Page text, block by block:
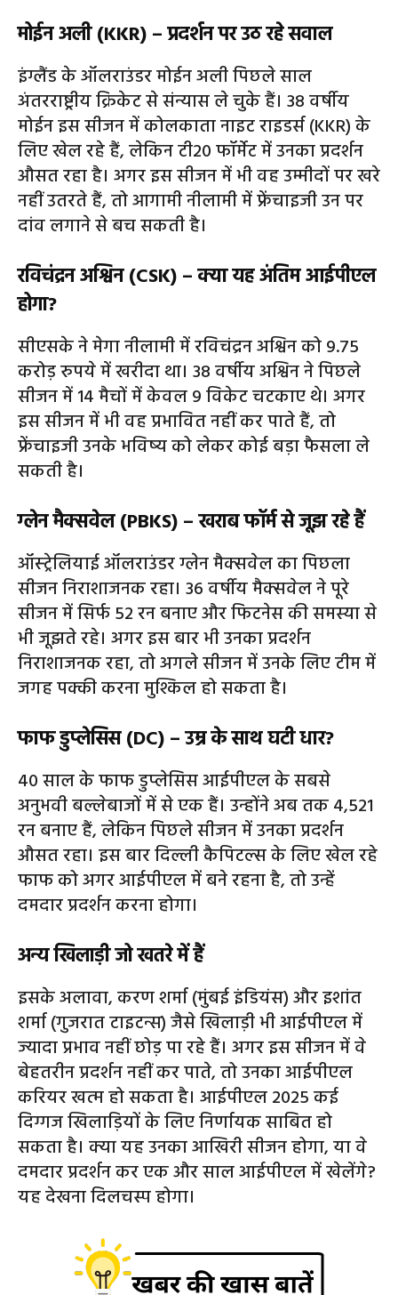
मोईन अली (KKR) – प्रदर्शन पर उठ रहे सवाल
इंग्लैंड के ऑलराउंडर मोईन अली पिछले साल
अंतरराष्ट्रीय क्रिकेट से संन्यास ले चुके हैं। 38 वर्षीय
मोईन इस सीजन में कोलकाता नाइट राइडर्स (KKR) के
लिए खेल रहे हैं, लेकिन टी20 फॉर्मेट में उनका प्रदर्शन
औसत रहा है। अगर इस सीजन में भी वह उम्मीदों पर खरे
नहीं उतरते हैं, तो आगामी नीलामी में फ्रेंचाइजी उन पर
दांव लगाने से बच सकती है।
रविचंद्रन अश्विन (CSK) – क्या यह अंतिम आईपीएल
होगा?
सीएसके ने मेगा नीलामी में रविचंद्रन अश्विन को 9.75
करोड़ रुपये में खरीदा था। 38 वर्षीय अश्विन ने पिछले
सीजन में 14 मैचों में केवल 9 विकेट चटकाए थे। अगर
इस सीजन में भी वह प्रभावित नहीं कर पाते हैं, तो
फ्रेंचाइजी उनके भविष्य को लेकर कोई बड़ा फैसला ले
सकती है।
ग्लेन मैक्सवेल (PBKS) – खराब फॉर्म से जूझ रहे हैं
ऑस्ट्रेलियाई ऑलराउंडर ग्लेन मैक्सवेल का पिछला
सीजन निराशाजनक रहा। 36 वर्षीय मैक्सवेल ने पूरे
सीजन में सिर्फ 52 रन बनाए और फिटनेस की समस्या से
भी जूझते रहे। अगर इस बार भी उनका प्रदर्शन
निराशाजनक रहा, तो अगले सीजन में उनके लिए टीम में
जगह पक्की करना मुश्किल हो सकता है।
फाफ डुप्लेसिस (DC) – उम्र के साथ घटी धार?
40 साल के फाफ डुप्लेसिस आईपीएल के सबसे
अनुभवी बल्लेबाजों में से एक हैं। उन्होंने अब तक 4,521
रन बनाए हैं, लेकिन पिछले सीजन में उनका प्रदर्शन
औसत रहा। इस बार दिल्ली कैपिटल्स के लिए खेल रहे
फाफ को अगर आईपीएल में बने रहना है, तो उन्हें
दमदार प्रदर्शन करना होगा।
अन्य खिलाड़ी जो खतरे में हैं
इसके अलावा, करण शर्मा (मुंबई इंडियंस) और इशांत
शर्मा (गुजरात टाइटन्स) जैसे खिलाड़ी भी आईपीएल में
ज्यादा प्रभाव नहीं छोड़ पा रहे हैं। अगर इस सीजन में वे
बेहतरीन प्रदर्शन नहीं कर पाते, तो उनका आईपीएल
करियर खत्म हो सकता है। आईपीएल 2025 कई
दिग्गज खिलाड़ियों के लिए निर्णायक साबित हो
सकता है। क्या यह उनका आखिरी सीजन होगा, या वे
दमदार प्रदर्शन कर एक और साल आईपीएल में खेलेंगे?
यह देखना दिलचस्प होगा।